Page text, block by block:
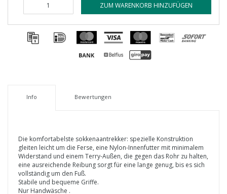
ZUM WARENKORB HINZUFÜGEN
Info Bewertungen
Die komfortabelste sokkenaantrekker: spezielle Konstruktion
gleiten leicht um die Ferse, eine Nylon-Innenfutter mit minimalem
Widerstand und einem Terry-Außen, die gegen das Rohr zu halten,
eine ausreichende Reibung sorgt für eine lange genug, bis es sich
vollständig um den Fuß.
Stabile und bequeme Griffe.
Nur Handwäsche .